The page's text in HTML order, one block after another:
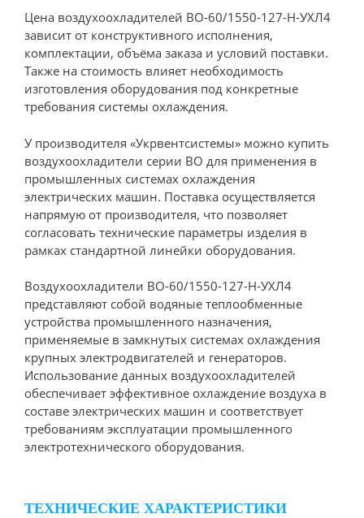
Цена воздухоохладителей ВО-60/1550-127-Н-УХЛ4
зависит от конструктивного исполнения,
комплектации, объёма заказа и условий поставки.
Также на стоимость влияет необходимость
изготовления оборудования под конкретные
требования системы охлаждения.
У производителя «Укрвентсистемы» можно купить
воздухоохладители серии ВО для применения в
промышленных системах охлаждения
электрических машин. Поставка осуществляется
напрямую от производителя, что позволяет
согласовать технические параметры изделия в
рамках стандартной линейки оборудования.
Воздухоохладители ВО-60/1550-127-Н-УХЛ4
представляют собой водяные теплообменные
устройства промышленного назначения,
применяемые в замкнутых системах охлаждения
крупных электродвигателей и генераторов.
Использование данных воздухоохладителей
обеспечивает эффективное охлаждение воздуха в
составе электрических машин и соответствует
требованиям эксплуатации промышленного
электротехнического оборудования.
ТЕХНИЧЕСКИЕ ХАРАКТЕРИСТИКИ